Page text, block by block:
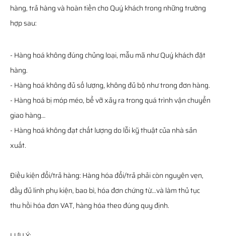
hàng, trả hàng và hoàn tiền cho Quý khách trong những trường
hợp sau:
- Hàng hoá không đúng chủng loại, mẫu mã như Quý khách đặt
hàng.
- Hàng hoá không đủ số lượng, không đủ bộ như trong đơn hàng.
- Hàng hoá bị móp méo, bể vỡ xảy ra trong quá trình vận chuyển
giao hàng…
- Hàng hoá không đạt chất lượng do lỗi kỹ thuật của nhà sản
xuất.
Điều kiện đổi/trả hàng: Hàng hóa đổi/trả phải còn nguyên vẹn,
đầy đủ linh phụ kiện, bao bì, hóa đơn chứng từ…và làm thủ tục
thu hồi hóa đơn VAT, hàng hóa theo đúng quy định.